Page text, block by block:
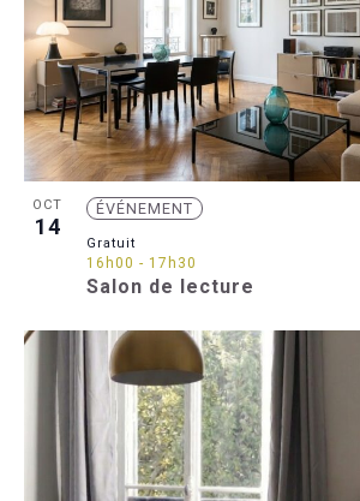
OCT
14
Salon de lecture
ÉVÉNEMENT
16h00 - 17h30
Gratuit